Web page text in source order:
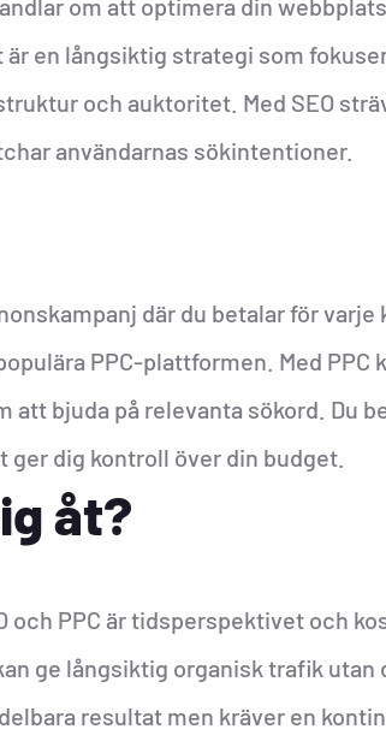
om att optimera din
en långsiktig strategi som
och auktoritet. Med SEO
användarnas sökintentioner.
där du betalar för varje
PPC-plattformen. Med PPC
bjuda på relevanta sökord. Du
ger dig kontroll över din budget.
åt?
och PPC är tidsperspektivet och
ge långsiktig organisk trafik utan
resultat men kräver en